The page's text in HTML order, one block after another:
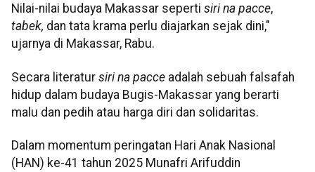
Nilai-nilai budaya Makassar seperti siri na pacce,
tabek, dan tata krama perlu diajarkan sejak dini,"
ujarnya di Makassar, Rabu.
Secara literatur siri na pacce adalah sebuah falsafah
hidup dalam budaya Bugis-Makassar yang berarti
malu dan pedih atau harga diri dan solidaritas.
Dalam momentum peringatan Hari Anak Nasional
(HAN) ke-41 tahun 2025 Munafri Arifuddin